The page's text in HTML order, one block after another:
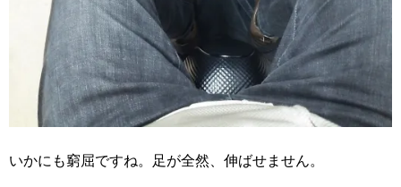
いかにも窮屈ですね。足が全然、伸ばせません。